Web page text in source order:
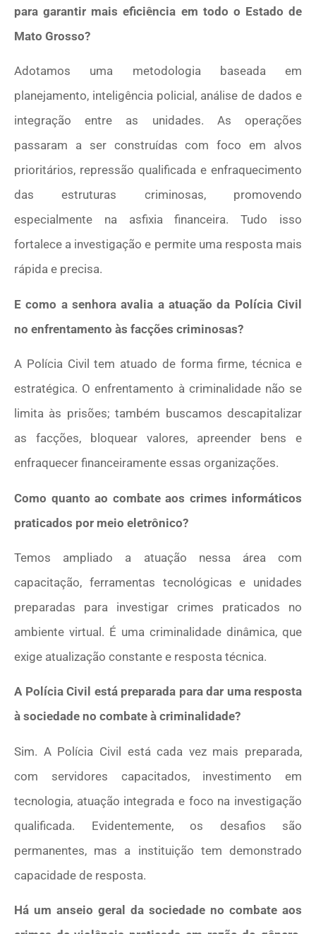
para garantir mais eficiência em todo o Estado de
Mato Grosso?
Adotamos uma metodologia baseada em
planejamento, inteligência policial, análise de dados e
integração entre as unidades. As operações
passaram a ser construídas com foco em alvos
prioritários, repressão qualificada e enfraquecimento
das estruturas criminosas, promovendo
especialmente na asfixia financeira. Tudo isso
fortalece a investigação e permite uma resposta mais
rápida e precisa.
E como a senhora avalia a atuação da Polícia Civil
no enfrentamento às facções criminosas?
A Polícia Civil tem atuado de forma firme, técnica e
estratégica. O enfrentamento à criminalidade não se
limita às prisões; também buscamos descapitalizar
as facções, bloquear valores, apreender bens e
enfraquecer financeiramente essas organizações.
Como quanto ao combate aos crimes informáticos
praticados por meio eletrônico?
Temos ampliado a atuação nessa área com
capacitação, ferramentas tecnológicas e unidades
preparadas para investigar crimes praticados no
ambiente virtual. É uma criminalidade dinâmica, que
exige atualização constante e resposta técnica.
A Polícia Civil está preparada para dar uma resposta
à sociedade no combate à criminalidade?
Sim. A Polícia Civil está cada vez mais preparada,
com servidores capacitados, investimento em
tecnologia, atuação integrada e foco na investigação
qualificada. Evidentemente, os desafios são
permanentes, mas a instituição tem demonstrado
capacidade de resposta.
Há um anseio geral da sociedade no combate aos